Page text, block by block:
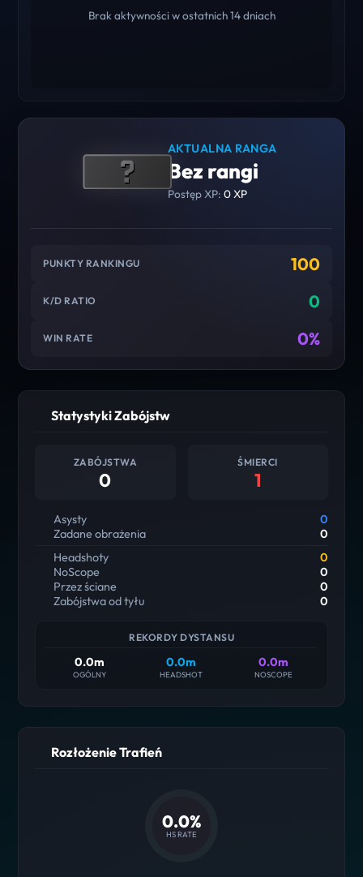
Brak aktywności w ostatnich 14 dniach
AKTUALNA RANGA
Bez rangi
Postęp XP: 0 XP
PUNKTY RANKINGU 100
K/D RATIO 0
WIN RATE 0%
Statystyki Zabójstw
ZABÓJSTWA
0
ŚMIERCI
1
Asysty
0
Zadane obrażenia
0
Headshoty
0
NoScope
0
Przez ściane
0
Zabójstwa od tyłu
0
REKORDY DYSTANSU
0.0m
OGÓLNY
0.0m
HEADSHOT
0.0m
NOSCOPE
Rozłożenie Trafień
0.0%
HS RATE